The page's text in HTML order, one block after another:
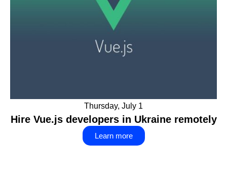
Thursday, July 1
Hire Vue.js developers in Ukraine remotely
Learn more